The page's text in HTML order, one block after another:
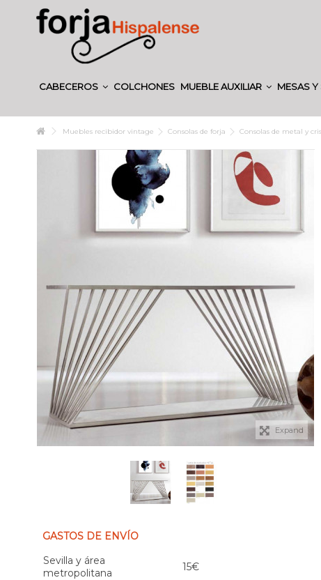
CABECEROS COLCHONES MUEBLE AUXILIAR MESAS Y
Muebles recibidor vintage Consolas de forja Consolas de metal y
Expand
GASTOS DE ENVÍO
Sevilla y área
metropolitana
15€